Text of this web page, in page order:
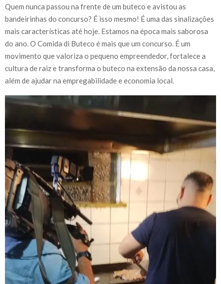
Quem nunca passou na frente de um buteco e avistou as
bandeirinhas do concurso? É isso mesmo! É uma das sinalizações
mais características até hoje. Estamos na época mais saborosa
do ano. O Comida di Buteco é mais que um concurso. É um
movimento que valoriza o pequeno empreendedor, fortalece a
cultura de raiz e transforma o buteco na extensão da nossa casa,
além de ajudar na empregabilidade e economia local.